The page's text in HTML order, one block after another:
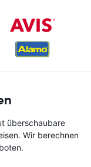
überschaubare
Wir berechnen